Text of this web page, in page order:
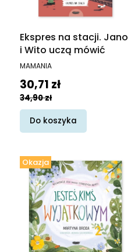
Ekspres na stacji. Jano
i Wito uczą mówić
PRODUCENT
MAMANIA
Cena promocyjna
30,71 zł
34,90 zł
Do koszyka
Okazja